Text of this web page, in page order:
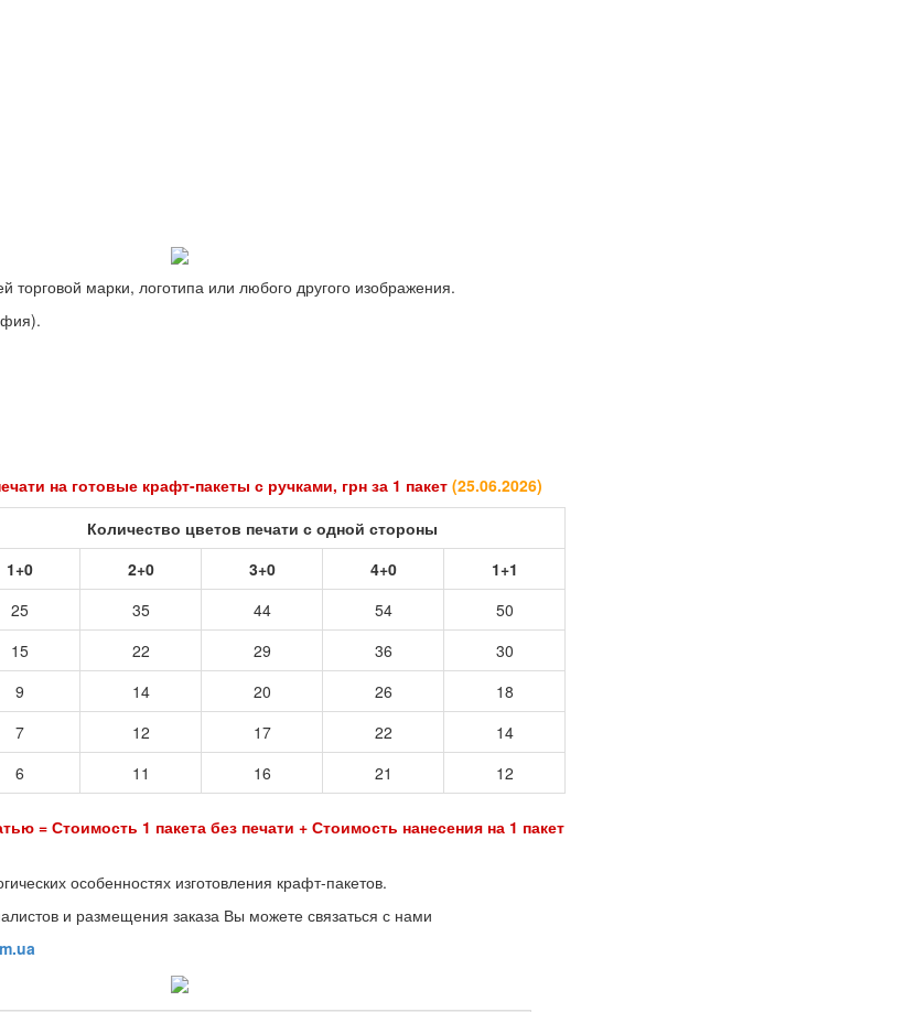
марки, логотипа или любого другого изображения.
на готовые крафт-пакеты с ручками, грн за 1 пакет (25.06.2026)
Количество цветов печати с одной стороны
1+0
2+0 3+0 4+0
1+1
25 35 44 54
50
15 22 29 36
30
9 14 20 26
18
7 12 17 22
14
6 11 16 21 12
= Стоимость 1 пакета без печати + Стоимость нанесения на 1 пакет
особенностях изготовления крафт-пакетов.
и размещения заказа Вы можете связаться с нами